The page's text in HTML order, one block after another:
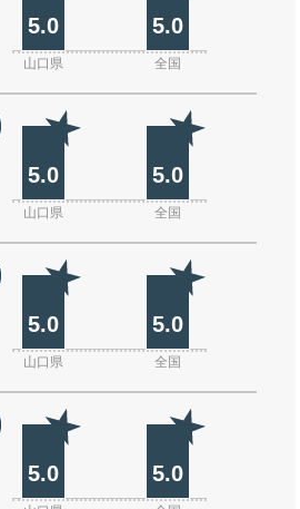
5.0 5.0
山口県 全国
5.0 5.0
山口県 全国
5.0 5.0
山口県 全国
5.0 5.0